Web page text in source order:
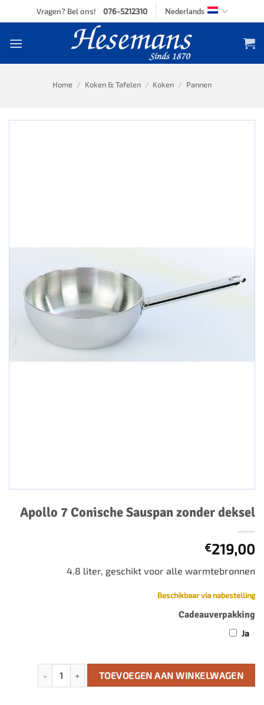
to
Vragen? Bel ons! 076-5212310 Nederlands
Home / Koken & Tafelen / Koken / Pannen
Apollo 7 Conische Sauspan zonder deksel
€219,00
4.8 liter, geschikt voor alle warmtebronnen
Beschikbaar via nabestelling
Cadeauverpakking
Ja
Apollo 7 Conische Sauspan zonder deksel aantal
TOEVOEGEN AAN WINKELWAGEN